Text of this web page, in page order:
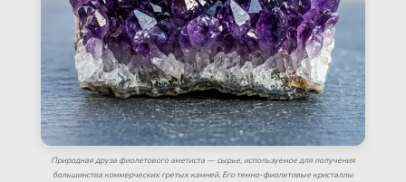
Природная друза фиолетового аметиста — сырье, используемое для получения
большинства коммерческих гретых камней. Его темно-фиолетовые кристаллы